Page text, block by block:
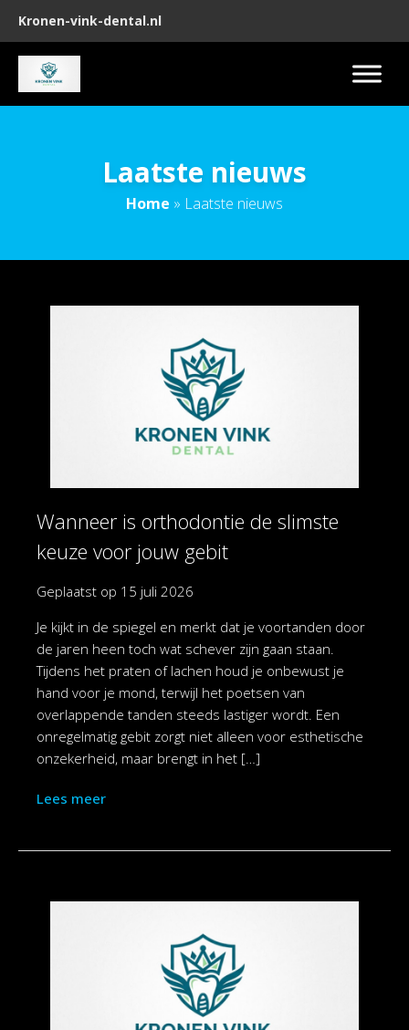
Kronen-vink-dental.nl
Laatste nieuws
Home » Laatste nieuws
Wanneer is orthodontie de slimste
keuze voor jouw gebit
Geplaatst op 15 juli 2026
Je kijkt in de spiegel en merkt dat je voortanden door
de jaren heen toch wat schever zijn gaan staan.
Tijdens het praten of lachen houd je onbewust je
hand voor je mond, terwijl het poetsen van
overlappende tanden steeds lastiger wordt. Een
onregelmatig gebit zorgt niet alleen voor esthetische
onzekerheid, maar brengt in het […]
Lees meer